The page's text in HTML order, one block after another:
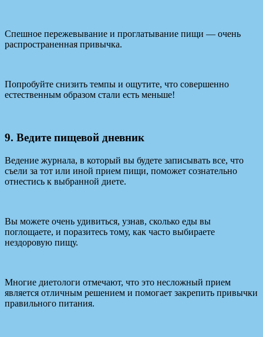
Спешное пережевывание и проглатывание пищи — очень
распространенная привычка.
Попробуйте снизить темпы и ощутите, что совершенно
естественным образом стали есть меньше!
9. Ведите пищевой дневник
Ведение журнала, в который вы будете записывать все, что
съели за тот или иной прием пищи, поможет сознательно
отнестись к выбранной диете.
Вы можете очень удивиться, узнав, сколько еды вы
поглощаете, и поразитесь тому, как часто выбираете
нездоровую пищу.
Многие диетологи отмечают, что это несложный прием
является отличным решением и помогает закрепить привычки
правильного питания.